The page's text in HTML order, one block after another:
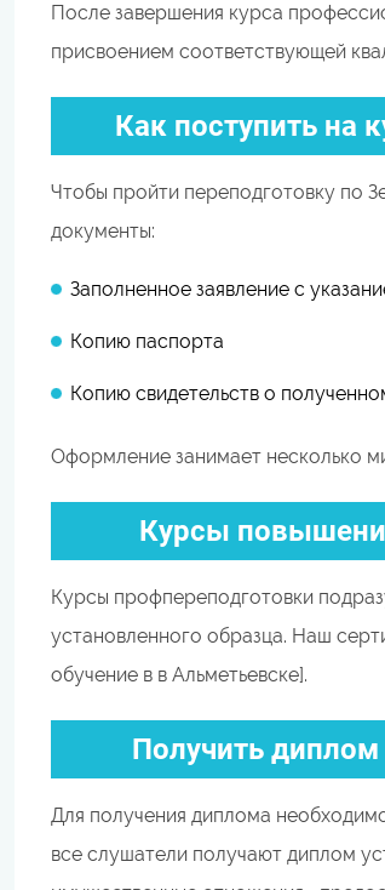
После завершения курса
присвоением соответствующей
Как поступить на
Чтобы пройти переподготовку по
документы:
Заполненное заявление с
Копию паспорта
Копию свидетельств о
Оформление занимает несколько
Курсы
Курсы профпереподготовки
установленного образца. Наш
обучение в в Альметьевске].
Получить
Для получения диплома
все слушатели получают диплом